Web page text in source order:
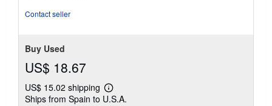
Contact seller
Buy Used
US$ 18.67
US$ 15.02 shipping
Learn
more
Ships from Spain to U.S.A.